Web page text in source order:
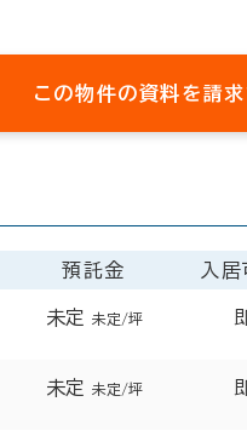
この物件の資料を請求
預託金 入居
未定 未定/坪
未定 未定/坪